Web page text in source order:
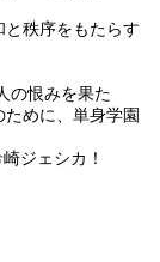
と秩序をもたらす
の恨みを果た
ために、単身学園
ジェシカ！